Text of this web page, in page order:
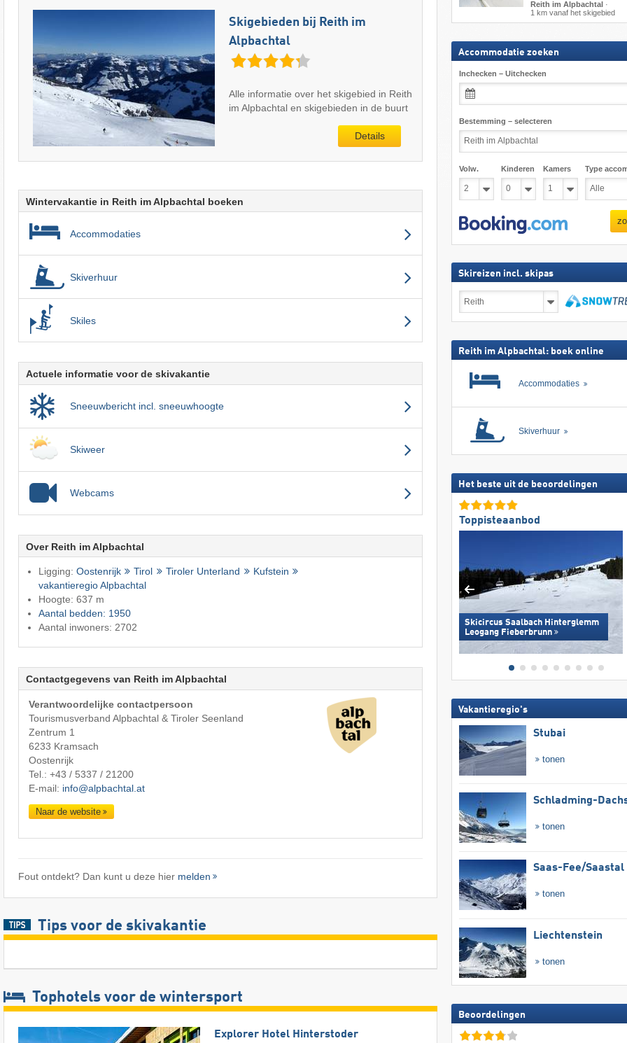
Skigebieden bij Reith im
Alpbachtal
Alle informatie over het skigebied in Reith
im Alpbachtal en skigebieden in de buurt
Details
Wintervakantie in Reith im Alpbachtal boeken
Accommodaties
Skiverhuur
Skiles
Actuele informatie voor de skivakantie
Sneeuwbericht incl. sneeuwhoogte
Skiweer
Webcams
Over Reith im Alpbachtal
Ligging: Oostenrijk Tirol Tiroler Unterland
Kufstein
vakantieregio Alpbachtal
Hoogte: 637 m
Aantal bedden: 1950
Aantal inwoners: 2702
Contactgegevens van Reith im Alpbachtal
Verantwoordelijke contactpersoon
Tourismusverband Alpbachtal & Tiroler Seenland
Zentrum 1
6233 Kramsach
Oostenrijk
Tel.: +43 / 5337 / 21200
E-mail: info@alpbachtal.at
Naar de website
Fout ontdekt? Dan kunt u deze hier melden
Tips voor de skivakantie
Tophotels voor de wintersport
Explorer Hotel Hinterstoder
Reith im Alpbachtal·
1 km vanaf het skigebied
Accommodatie zoeken
Inchecken – Uitchecken
Bestemming – selecteren
Volw. Kinderen Kamers Type
Skireizen incl. skipas
incl.
Reith im Alpbachtal: boek online
Accommodaties
Skiverhuur
Het beste uit de beoordelingen
Toppisteaanbod
Skicircus Saalbach Hinterglemm
Leogang Fieberbrunn
Vakantieregio's
Stubai
tonen
Schladming-
tonen
Saas-Fee/​Saastal
tonen
Liechtenstein
tonen
Beoordelingen